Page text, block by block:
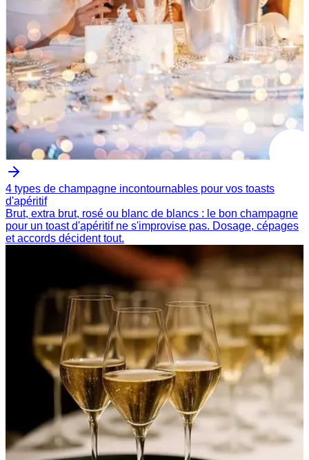
4 types de champagne incontournables pour vos toasts
d'apéritif
Brut, extra brut, rosé ou blanc de blancs : le bon champagne
pour un toast d'apéritif ne s'improvise pas. Dosage, cépages
et accords décident tout.